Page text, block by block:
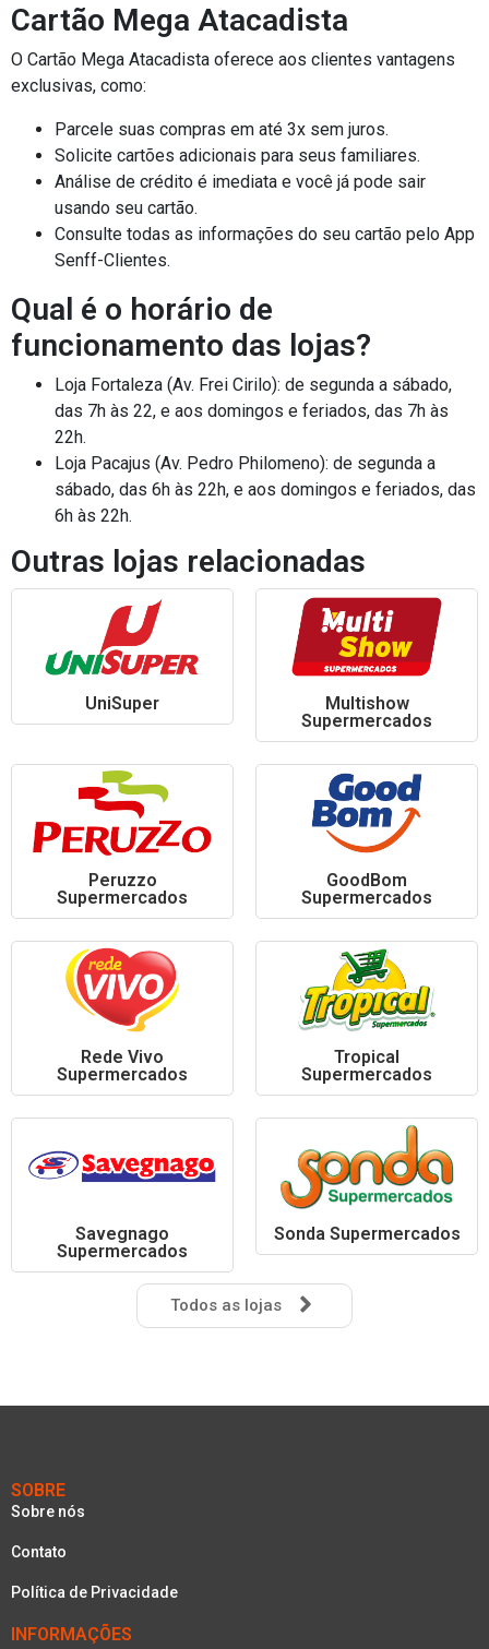
Cartão Mega Atacadista
O Cartão Mega Atacadista oferece aos clientes vantagens
exclusivas, como:
Parcele suas compras em até 3x sem juros.
Solicite cartões adicionais para seus familiares.
Análise de crédito é imediata e você já pode sair
usando seu cartão.
Consulte todas as informações do seu cartão pelo App
Senff-Clientes.
Qual é o horário de
funcionamento das lojas?
Loja Fortaleza (Av. Frei Cirilo): de segunda a sábado,
das 7h às 22, e aos domingos e feriados, das 7h às
22h.
Loja Pacajus (Av. Pedro Philomeno): de segunda a
sábado, das 6h às 22h, e aos domingos e feriados, das
6h às 22h.
Outras lojas relacionadas
UniSuper
Multishow
Supermercados
Peruzzo
Supermercados
GoodBom
Supermercados
Rede Vivo
Supermercados
Tropical
Supermercados
Savegnago
Supermercados
Sonda Supermercados
Todos as lojas
SOBRE
Sobre nós
Contato
Política de Privacidade
INFORMAÇÕES